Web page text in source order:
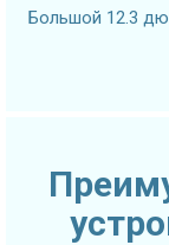
Большой 12.3